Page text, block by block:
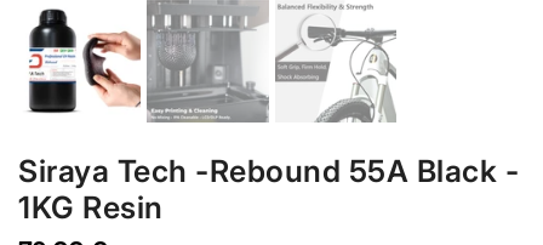
Siraya Tech -Rebound 55A Black -
1KG Resin